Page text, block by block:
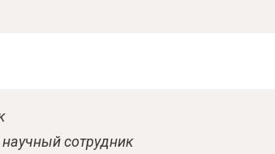
сотрудник